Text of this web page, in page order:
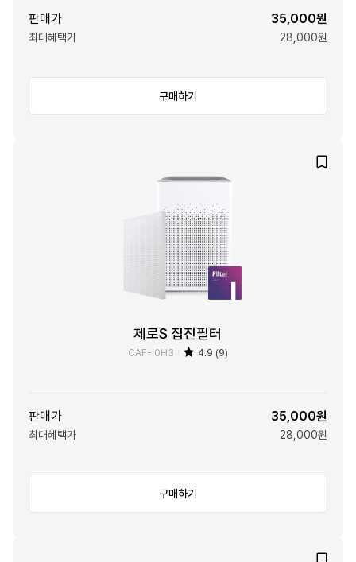
판매가 35,000원
최대혜택가 28,000원
구매하기
제로S 집진필터
CAF-I0H3 4.9 (9)
판매가 35,000원
최대혜택가 28,000원
구매하기